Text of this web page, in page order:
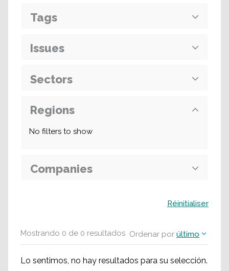
Mostrando 0 de 0 resultados Ordenar por último
Lo sentimos, no hay resultados para su selección.
Tags
Issues
Sectors
Regions
No filters to show
Companies
Réinitialiser